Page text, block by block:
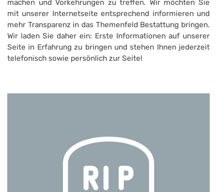
machen und Vorkehrungen zu treffen. Wir möchten Sie
mit unserer Internetseite entsprechend informieren und
mehr Transparenz in das Themenfeld Bestattung bringen.
Wir laden Sie daher ein: Erste Informationen auf unserer
Seite in Erfahrung zu bringen und stehen Ihnen jederzeit
telefonisch sowie persönlich zur Seite!